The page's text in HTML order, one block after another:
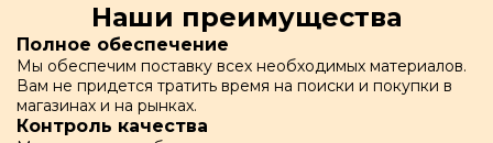
Наши преимущества
Полное обеспечение
Мы обеспечим поставку всех необходимых материалов.
Вам не придется тратить время на поиски и покупки в
магазинах и на рынках.
Контроль качества